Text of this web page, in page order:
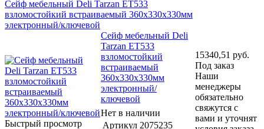
Сейф мебельный Deli Tarzan ET533
взломостойкий встраиваемый 360x330x330мм
электронный/ключевой
Быстрый просмотр
Сейф мебельный Deli
Tarzan ET533
взломостойкий
встраиваемый
360x330x330мм
электронный/
ключевой
Нет в наличии
Артикул 2075235
15340,51 руб.
Под заказ
Наши
менеджеры
обязательно
свяжутся с
вами и уточнят